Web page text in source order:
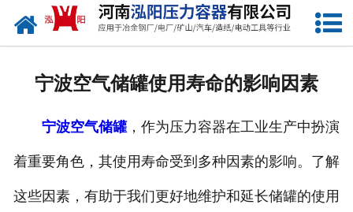
网站首页
宁波空气储罐使用寿命的影响因素
宁波空气储罐，作为压力容器在工业生产中扮演
着重要角色，其使用寿命受到多种因素的影响。了解
这些因素，有助于我们更好地维护和延长储罐的使用